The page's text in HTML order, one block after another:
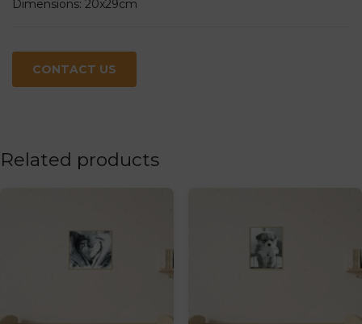
Dimensions: 20x29cm
CONTACT US
Related products